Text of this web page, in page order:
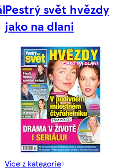
Pestrý svět hvězdy
jako na dlani
Více z kategorie